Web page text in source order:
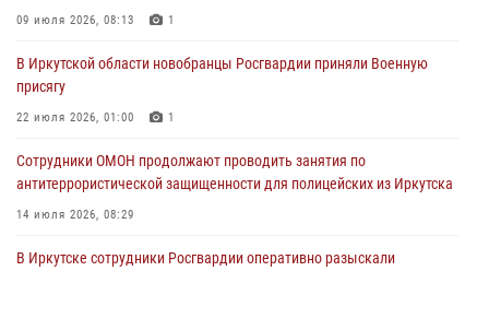
Сотрудники Росгвардии нашли и вернули родственникам
30 июля 2026, 07:37
09 июля 2026, 08:13 1
В Иркутской области новобранцы Росгвардии приняли Военную
присягу
22 июля 2026, 01:00 1
Сотрудники ОМОН продолжают проводить занятия по
антитеррористической защищенности для полицейских из Иркутска
14 июля 2026, 08:29
В Иркутске сотрудники Росгвардии оперативно разыскали